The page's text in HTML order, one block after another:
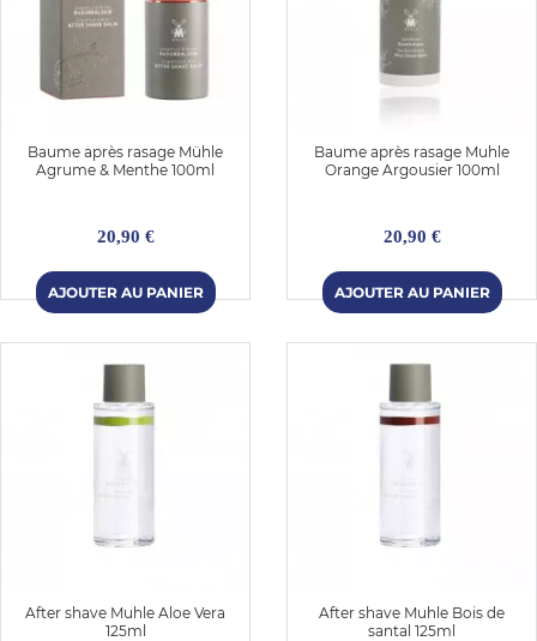
Baume après rasage Mühle
Agrume & Menthe 100ml
20,90 €
Baume après rasage Muhle
Orange Argousier 100ml
20,90 €
After shave Muhle Aloe Vera
125ml
After shave Muhle Bois de
santal 125ml